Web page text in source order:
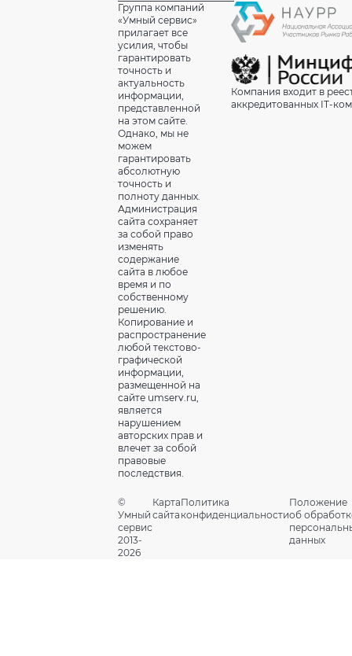
Группа компаний
«Умный сервис»
прилагает все
усилия, чтобы
гарантировать
точность и
актуальность
информации,
представленной
на этом сайте.
Однако, мы не
можем
гарантировать
абсолютную
точность и
полноту данных.
Администрация
сайта сохраняет
за собой право
изменять
содержание
сайта в любое
время и по
собственному
решению.
Копирование и
распространение
любой текстово-
графической
информации,
размещенной на
сайте umserv.ru,
является
нарушением
авторских прав и
влечет за собой
правовые
последствия.
Компания входит в
аккредитованных IT-
©
Умный
сервис
2013-
2026
Карта
сайта
Политика
конфиденциальности
Положение
об
данных